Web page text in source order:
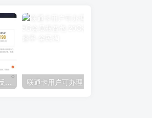
0.1元开7天优酷黄金会员 可反复开通需要关闭自动续费